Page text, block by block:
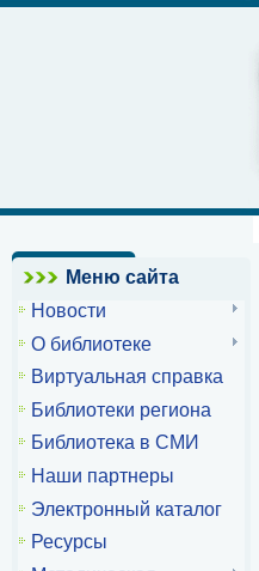
Меню сайта
Новости
О библиотеке
Виртуальная справка
Библиотеки региона
Библиотека в СМИ
Наши партнеры
Электронный каталог
Ресурсы